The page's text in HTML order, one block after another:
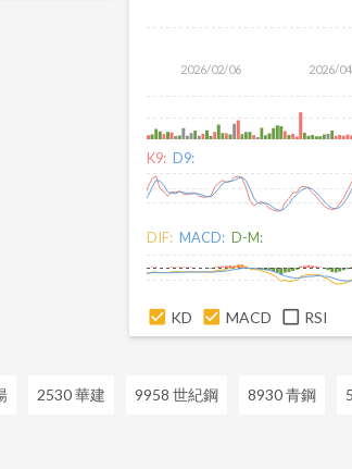
2026/02/06 2026/
K9: D9:
DIF: MACD: D-M:
KD MACD RSI
2530 華建 9958 世紀鋼 8930 青鋼